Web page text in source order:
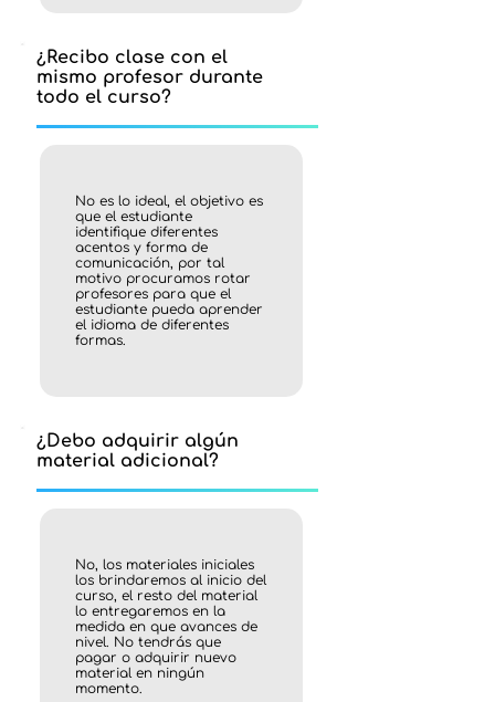
¿Recibo clase con el
mismo profesor durante
todo el curso?
No es lo ideal, el objetivo es
que el estudiante
identifique diferentes
acentos y forma de
comunicación, por tal
motivo procuramos rotar
profesores para que el
estudiante pueda aprender
el idioma de diferentes
formas.
¿Debo adquirir algún
material adicional?
No, los materiales iniciales
los brindaremos al inicio del
curso, el resto del material
lo entregaremos en la
medida en que avances de
nivel. No tendrás que
pagar o adquirir nuevo
material en ningún
momento.